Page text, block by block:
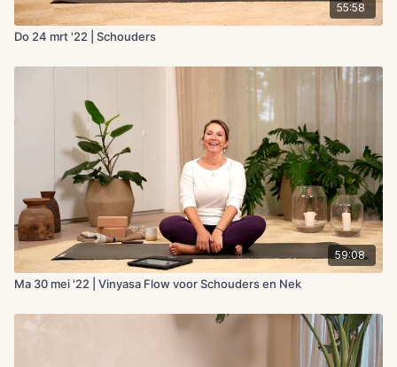
55:58
Do 24 mrt '22 | Schouders
59:08
Ma 30 mei '22 | Vinyasa Flow voor Schouders en Nek